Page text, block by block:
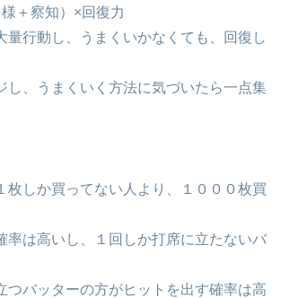
＋察知）×回復力
量行動し、うまくいかなくても、回復し
し、うまくいく方法に気づいたら一点集
枚しか買ってない人より、１０００枚買
率は高いし、１回しか打席に立たないバ
つバッターの方がヒットを出す確率は高